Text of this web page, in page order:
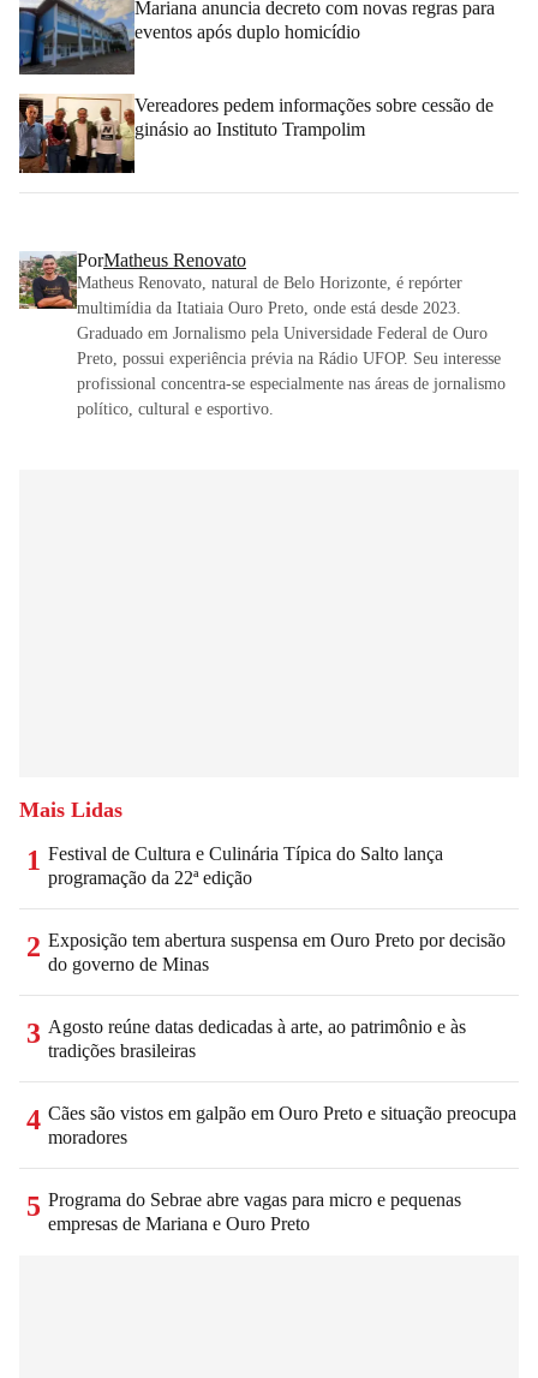
Mariana anuncia decreto com novas regras para
eventos após duplo homicídio
Vereadores pedem informações sobre cessão de
ginásio ao Instituto Trampolim
PorMatheus Renovato
Matheus Renovato, natural de Belo Horizonte, é repórter
multimídia da Itatiaia Ouro Preto, onde está desde 2023.
Graduado em Jornalismo pela Universidade Federal de Ouro
Preto, possui experiência prévia na Rádio UFOP. Seu interesse
profissional concentra-se especialmente nas áreas de jornalismo
político, cultural e esportivo.
Mais Lidas
1 Festival de Cultura e Culinária Típica do Salto lança
programação da 22ª edição
2 Exposição tem abertura suspensa em Ouro Preto por decisão
do governo de Minas
3 Agosto reúne datas dedicadas à arte, ao patrimônio e às
tradições brasileiras
4 Cães são vistos em galpão em Ouro Preto e situação preocupa
moradores
5 Programa do Sebrae abre vagas para micro e pequenas
empresas de Mariana e Ouro Preto